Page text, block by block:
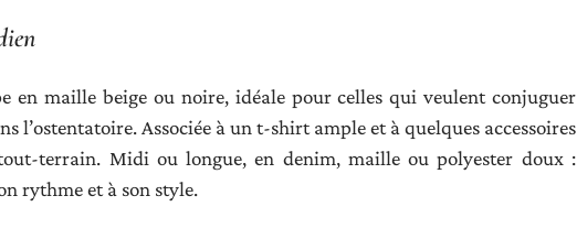
en maille beige ou noire, idéale pour celles qui veulent conjuguer
l’ostentatoire. Associée à un t-shirt ample et à quelques accessoires
terrain. Midi ou longue, en denim, maille ou polyester doux :
rythme et à son style.